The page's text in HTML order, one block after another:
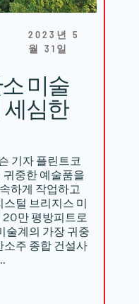
2023년 5
월 31일
미술
심한
기자 플린트코
중한 예술품을
하게 작업하고
털 브리지스 미
만 평방피트로
술계의 가장 귀중
주 종합 건설사